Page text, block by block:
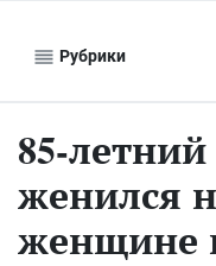
Рубрики
85-
женился
женщине